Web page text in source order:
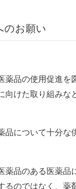
のお願い
薬品の使用促進を
向けた取り組みな
品について十分な
薬品のある医薬品
るのではなく、薬